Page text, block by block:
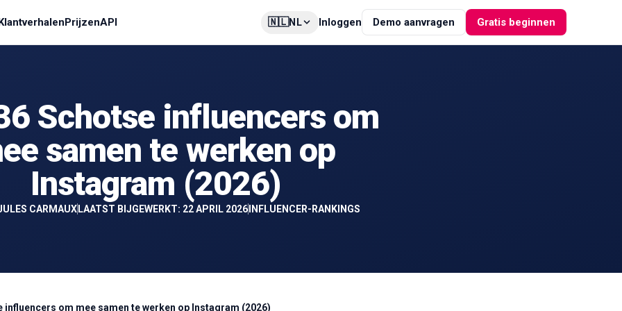
PrijzenAPI 🇳🇱NL Inloggen Demo aanvragen Gratis beginnen
Schotse influencers om
samen te werken op
Instagram (2026)
CARMAUX LAATST BIJGEWERKT: 22 APRIL 2026 INFLUENCER-RANKINGS
influencers om mee samen te werken op Instagram (2026)